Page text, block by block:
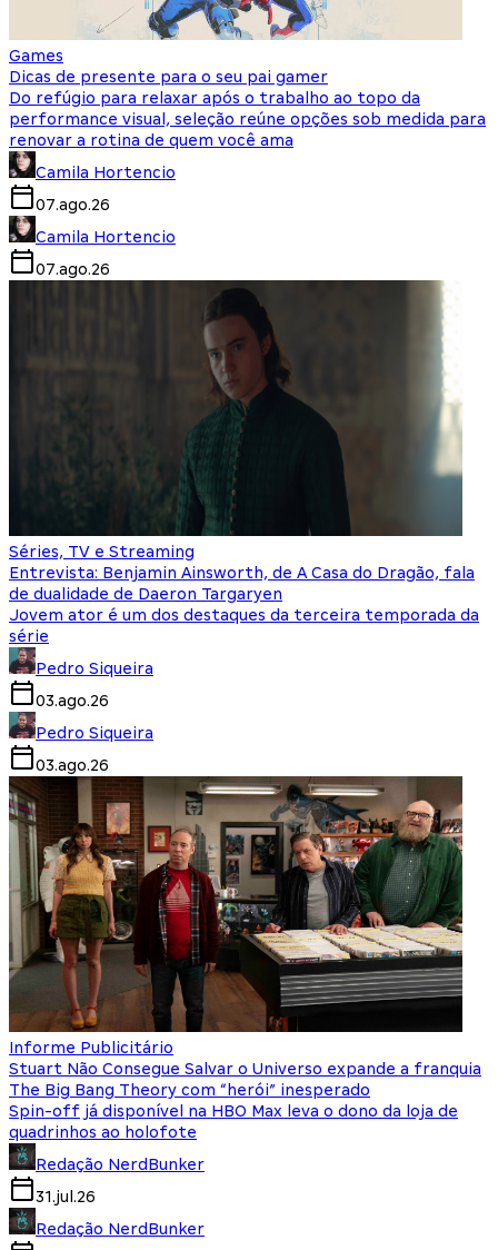
Games
Dicas de presente para o seu pai gamer
Do refúgio para relaxar após o trabalho ao topo da
performance visual, seleção reúne opções sob medida para
renovar a rotina de quem você ama
Camila Hortencio
07.ago.26
Camila Hortencio
07.ago.26
Séries, TV e Streaming
Entrevista: Benjamin Ainsworth, de A Casa do Dragão, fala
de dualidade de Daeron Targaryen
Jovem ator é um dos destaques da terceira temporada da
série
Pedro Siqueira
03.ago.26
Pedro Siqueira
03.ago.26
Informe Publicitário
Stuart Não Consegue Salvar o Universo expande a franquia
The Big Bang Theory com “herói” inesperado
Spin-off já disponível na HBO Max leva o dono da loja de
quadrinhos ao holofote
Redação NerdBunker
31.jul.26
Redação NerdBunker